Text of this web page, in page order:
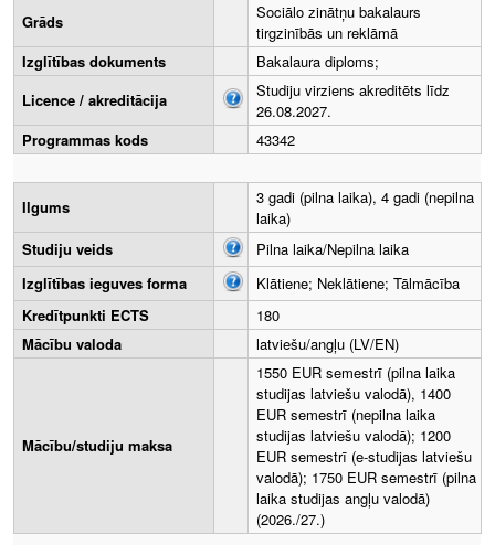
Grāds
Sociālo zinātņu bakalaurs
tirgzinībās un reklāmā
Izglītības dokuments
Bakalaura diploms;
Licence / akreditācija
Studiju virziens akreditēts līdz
26.08.2027.
Programmas kods
43342
Ilgums
3 gadi (pilna laika), 4 gadi (nepilna
laika)
Studiju veids
Pilna laika/Nepilna laika
Izglītības ieguves forma
Klātiene; Neklātiene; Tālmācība
Kredītpunkti ECTS
180
Mācību valoda
latviešu/angļu (LV/EN)
Mācību/studiju maksa
1550 EUR semestrī (pilna laika
studijas latviešu valodā), 1400
EUR semestrī (nepilna laika
studijas latviešu valodā); 1200
EUR semestrī (e-studijas latviešu
valodā); 1750 EUR semestrī (pilna
laika studijas angļu valodā)
(2026./27.)